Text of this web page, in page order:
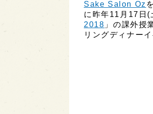
Sake Salon Oz
に昨年11月17日(
2018 」の課外授
リングディナー